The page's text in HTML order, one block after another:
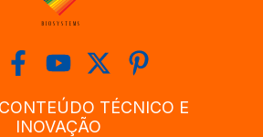
TÉCNICO E
INOVAÇÃO